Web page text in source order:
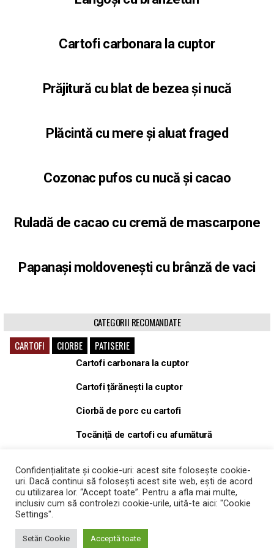
Cartofi carbonara la cuptor
Prăjitură cu blat de bezea și nucă
Plăcintă cu mere și aluat fraged
Cozonac pufos cu nucă și cacao
Ruladă de cacao cu cremă de mascarpone
Papanași moldovenești cu brânză de vaci
CATEGORII RECOMANDATE
CARTOFI
CIORBE PATISERIE
Cartofi carbonara la cuptor
Cartofi țărănești la cuptor
Ciorbă de porc cu cartofi
Tocăniță de cartofi cu afumătură
Cartofi Wedges la cuptor
Confidențialitate și cookie-uri: acest site folosește cookie-
uri. Dacă continui să folosești acest site web, ești de acord
cu utilizarea lor. “Accept toate”. Pentru a afla mai multe,
inclusiv cum să controlezi cookie-urile, uită-te aici: "Cookie
Settings".
Setări Cookie Acceptă toate